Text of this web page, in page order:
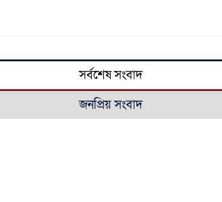
সর্বশেষ সংবাদ
জনপ্রিয় সংবাদ